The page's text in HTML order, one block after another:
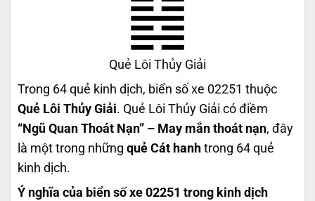
Quẻ Lôi Thủy Giải
Trong 64 quẻ kinh dịch, biển số xe 02251 thuộc
Quẻ Lôi Thủy Giải. Quẻ Lôi Thủy Giải có điềm
“Ngũ Quan Thoát Nạn” – May mắn thoát nạn, đây
là một trong những quẻ Cát hanh trong 64 quẻ
kinh dịch.
Ý nghĩa của biển số xe 02251 trong kinh dịch